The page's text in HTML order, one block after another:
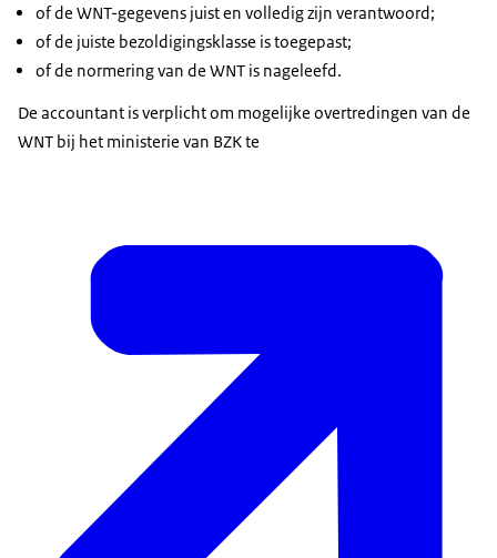
of de WNT-gegevens juist en volledig zijn verantwoord;
of de juiste bezoldigingsklasse is toegepast;
of de normering van de WNT is nageleefd.
De accountant is verplicht om mogelijke overtredingen van de
WNT bij het ministerie van BZK te